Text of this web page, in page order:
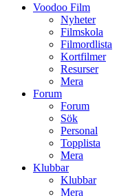
Voodoo Film
Nyheter
Filmskola
Filmordlista
Kortfilmer
Resurser
Mera
Forum
Forum
Sök
Personal
Topplista
Mera
Klubbar
Klubbar
Mera